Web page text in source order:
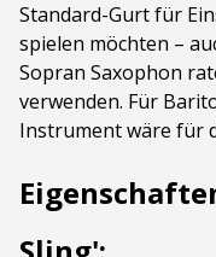
Standard-Gurt für
spielen möchten –
Sopran Saxophon
verwenden. Für
Instrument wäre für